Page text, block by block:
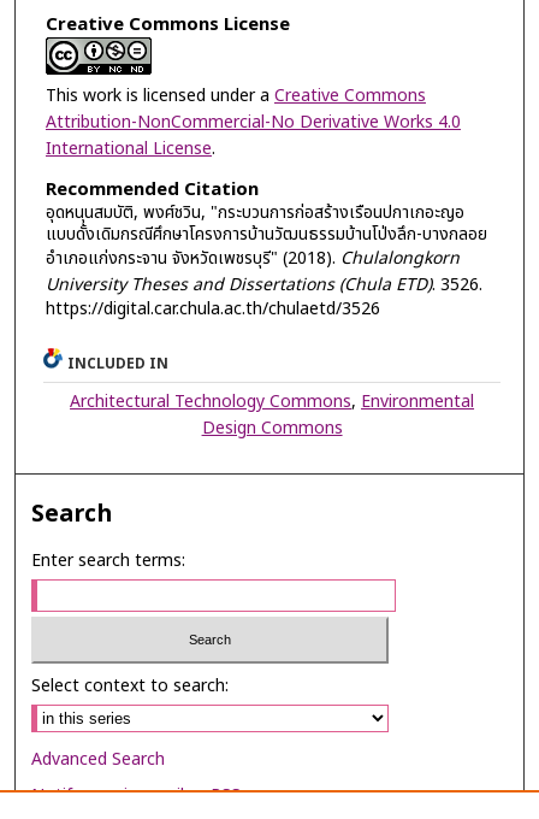
Creative Commons License
This work is licensed under a Creative Commons
Attribution-NonCommercial-No Derivative Works 4.0
International License.
Recommended Citation
อุดหนุนสมบัติ, พงศ์ชวิน, "กระบวนการก่อสร้างเรือนปกาเกอะญอ
แบบดั้งเดิมกรณีศึกษาโครงการบ้านวัฒนธรรมบ้านโป่งลึก-บางกลอย
อำเภอแก่งกระจาน จังหวัดเพชรบุรี" (2018). Chulalongkorn
University Theses and Dissertations (Chula ETD). 3526.
https://digital.car.chula.ac.th/chulaetd/3526
INCLUDED IN
Architectural Technology Commons, Environmental
Design Commons
Search
Enter search terms:
Select context to search:
Advanced Search
Notify me via email orRSS